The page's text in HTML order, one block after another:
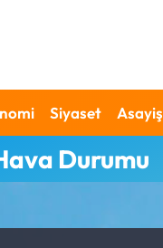
Siyaset Asayiş
Durumu